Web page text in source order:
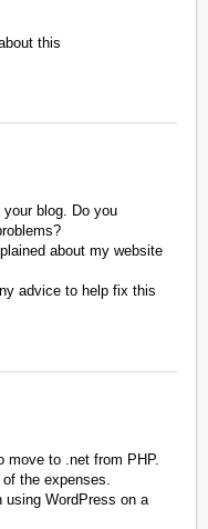
this
your blog. Do you
about my website
advice to help fix this
move to .net from PHP.
the expenses.
using WordPress on a